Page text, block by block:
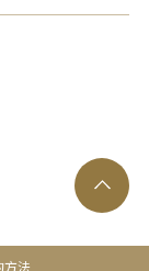
方法